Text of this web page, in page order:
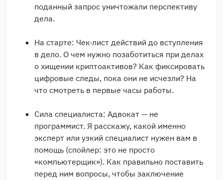
поданный запрос уничтожали перспективу
дела.
На старте: Чек-лист действий до вступления
в дело. О чем нужно позаботиться при делах
о хищении криптоактивов? Как фиксировать
цифровые следы, пока они не исчезли? На
что смотреть в первые часы работы.
Сила специалиста: Адвокат — не
программист. Я расскажу, какой именно
эксперт или узкий специалист нужен вам в
помощь (спойлер: это не просто
«компьютерщик»). Как правильно поставить
перед ним вопросы, чтобы заключение